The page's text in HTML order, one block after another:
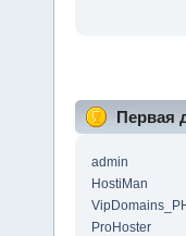
Первая
admin
HostiMan
ProHoster